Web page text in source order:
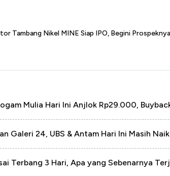
Tambang Nikel MINE Siap IPO, Begini
Mulia Hari Ini Anjlok Rp29.000,
Galeri 24, UBS & Antam Hari Ini Masih
Terbang 3 Hari, Apa yang Sebenarnya